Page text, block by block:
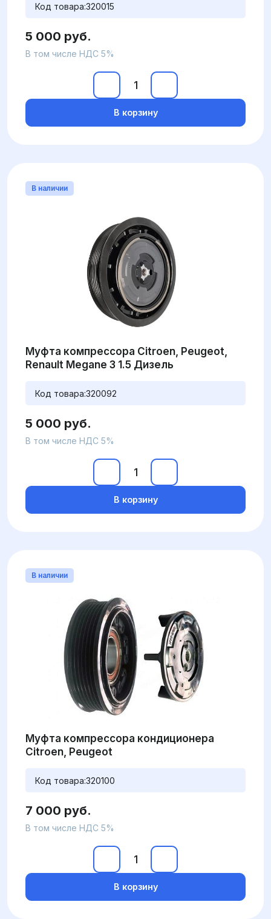
Код товара:320015
5 000 руб.
В том числе НДС 5%
В корзину
В наличии
Муфта компрессора Citroen, Peugeot,
Renault Megane 3 1.5 Дизель
Код товара:320092
5 000 руб.
В том числе НДС 5%
В корзину
В наличии
Муфта компрессора кондиционера
Citroen, Peugeot
Код товара:320100
7 000 руб.
В том числе НДС 5%
В корзину